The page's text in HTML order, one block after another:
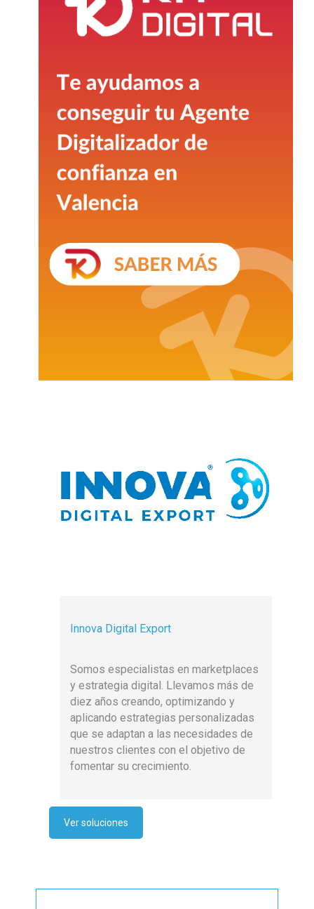
Innova Digital Export
Somos especialistas en marketplaces
y estrategia digital. Llevamos más de
diez años creando, optimizando y
aplicando estrategias personalizadas
que se adaptan a las necesidades de
nuestros clientes con el objetivo de
fomentar su crecimiento.
Ver soluciones